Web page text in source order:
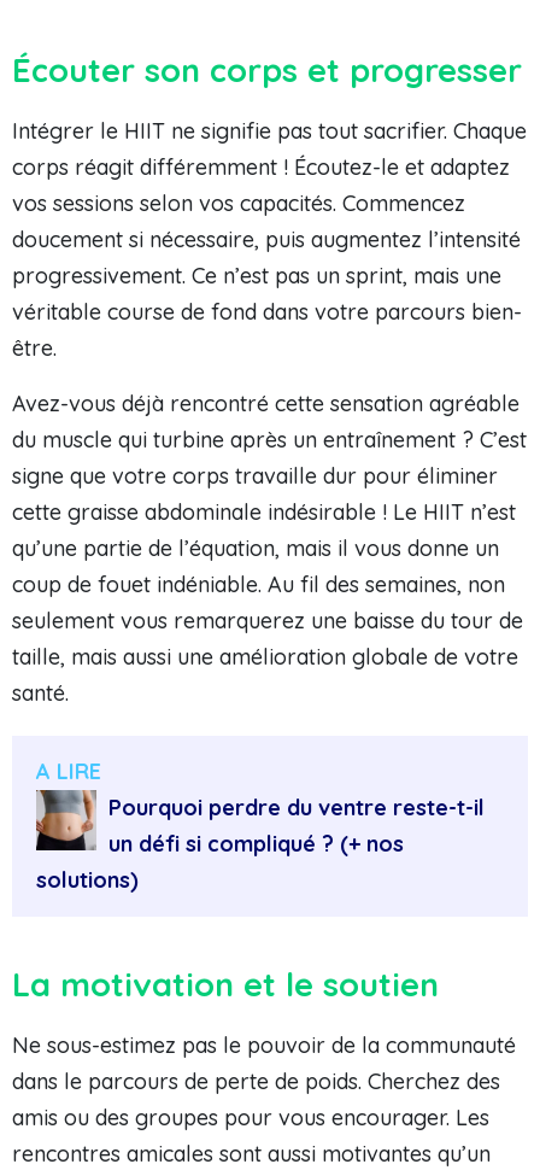
Écouter son corps et progresser
Intégrer le HIIT ne signifie pas tout sacrifier. Chaque
corps réagit différemment ! Écoutez-le et adaptez
vos sessions selon vos capacités. Commencez
doucement si nécessaire, puis augmentez l’intensité
progressivement. Ce n’est pas un sprint, mais une
véritable course de fond dans votre parcours bien-
être.
Avez-vous déjà rencontré cette sensation agréable
du muscle qui turbine après un entraînement ? C’est
signe que votre corps travaille dur pour éliminer
cette graisse abdominale indésirable ! Le HIIT n’est
qu’une partie de l’équation, mais il vous donne un
coup de fouet indéniable. Au fil des semaines, non
seulement vous remarquerez une baisse du tour de
taille, mais aussi une amélioration globale de votre
santé.
A LIRE
Pourquoi perdre du ventre reste-t-il
un défi si compliqué ? (+ nos
solutions)
La motivation et le soutien
Ne sous-estimez pas le pouvoir de la communauté
dans le parcours de perte de poids. Cherchez des
amis ou des groupes pour vous encourager. Les
rencontres amicales sont aussi motivantes qu’un